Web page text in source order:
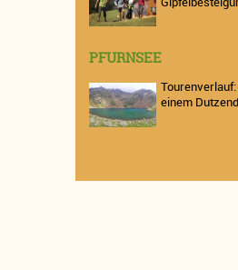
PFURNSEE
einem